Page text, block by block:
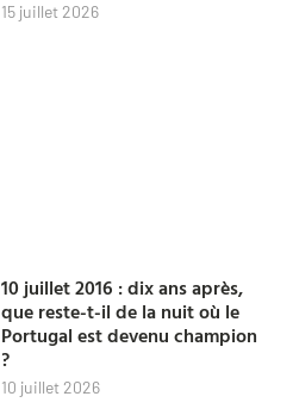
15 juillet 2026
10 juillet 2016 : dix ans après,
que reste-t-il de la nuit où le
Portugal est devenu champion
?
10 juillet 2026